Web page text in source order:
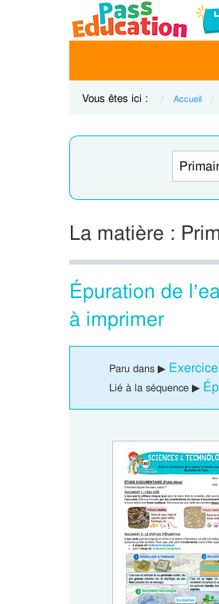
Vous êtes ici : Accueil
La matière :
Épuration de
à imprimer
Paru dans ▶
Lié à la séquence ▶